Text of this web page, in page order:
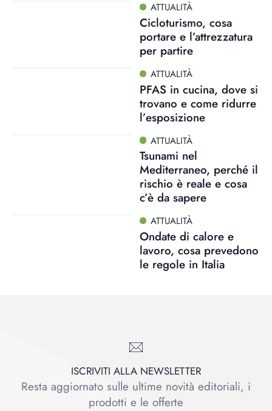
ATTUALITÀ
Cicloturismo, cosa
portare e l’attrezzatura
per partire
ATTUALITÀ
PFAS in cucina, dove si
trovano e come ridurre
l’esposizione
ATTUALITÀ
Tsunami nel
Mediterraneo, perché il
rischio è reale e cosa
c’è da sapere
ATTUALITÀ
Ondate di calore e
lavoro, cosa prevedono
le regole in Italia
ISCRIVITI ALLA NEWSLETTER
Resta aggiornato sulle ultime novità editoriali, i
prodotti e le offerte